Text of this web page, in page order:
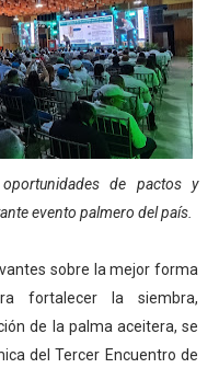
la integración
el Primer Festival de
en el
a casas de abrigo
Lora avanzan hacia el
Venezuela
2026 arrancó con
sonrisas y prevención a
de pactos y
evento palmero del país.
sobre la mejor forma
fortalecer la siembra,
de la palma aceitera, se
del Tercer Encuentro de